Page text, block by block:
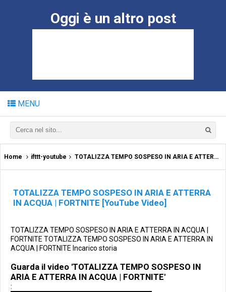
Oggi è un altro post
MENU
Home ifttt-youtube TOTALIZZA TEMPO SOSPESO IN ARIA E ATTERRA IN ACQUA | FORTNITE [YouTube Video]
TOTALIZZA TEMPO SOSPESO IN ARIA E ATTERRA
IN ACQUA | FORTNITE [YouTube Video]
TOTALIZZA TEMPO SOSPESO IN ARIA E ATTERRA IN ACQUA |
FORTNITE TOTALIZZA TEMPO SOSPESO IN ARIA E ATTERRA IN
ACQUA | FORTNITE Incarico storia
Guarda il video 'TOTALIZZA TEMPO SOSPESO IN
ARIA E ATTERRA IN ACQUA | FORTNITE'
: